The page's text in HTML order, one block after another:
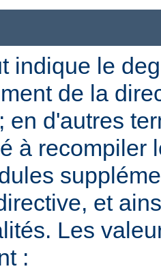
indique le
de la
en d'autres
à recompiler
et
Les
: